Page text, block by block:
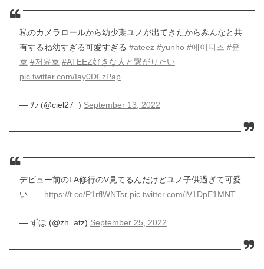
私のカメラロールから幼少期ユノが出てきたからみんなと共
有するね幼すぎる可愛すぎる #ateez #yunho #에이티즈 #윤
호 #저윤호 #ATEEZ好きな人と繋がりたい
pic.twitter.com/Iay0DFzPap
— ｿﾗ (@ciel27_) September 13, 2022
デビュー前のLA修行のV見てるんだけどユノ子供過ぎて可愛
い…… https://t.co/P1rflWNTsr pic.twitter.com/lV1DpE1MNT
— ずほ (@zh_atz) September 25, 2022